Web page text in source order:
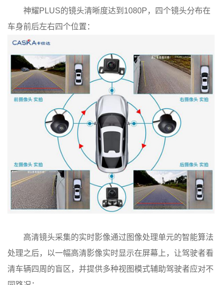
神耀PLUS的镜头清晰度达到1080P，四个镜头分布在
车身前后左右四个位置：
高清镜头采集的实时影像通过图像处理单元的智能算法
处理之后，以一幅高清影像实时显示在屏幕上，让驾驶者看
清车辆四周的盲区，并提供多种视图模式辅助驾驶者应对不